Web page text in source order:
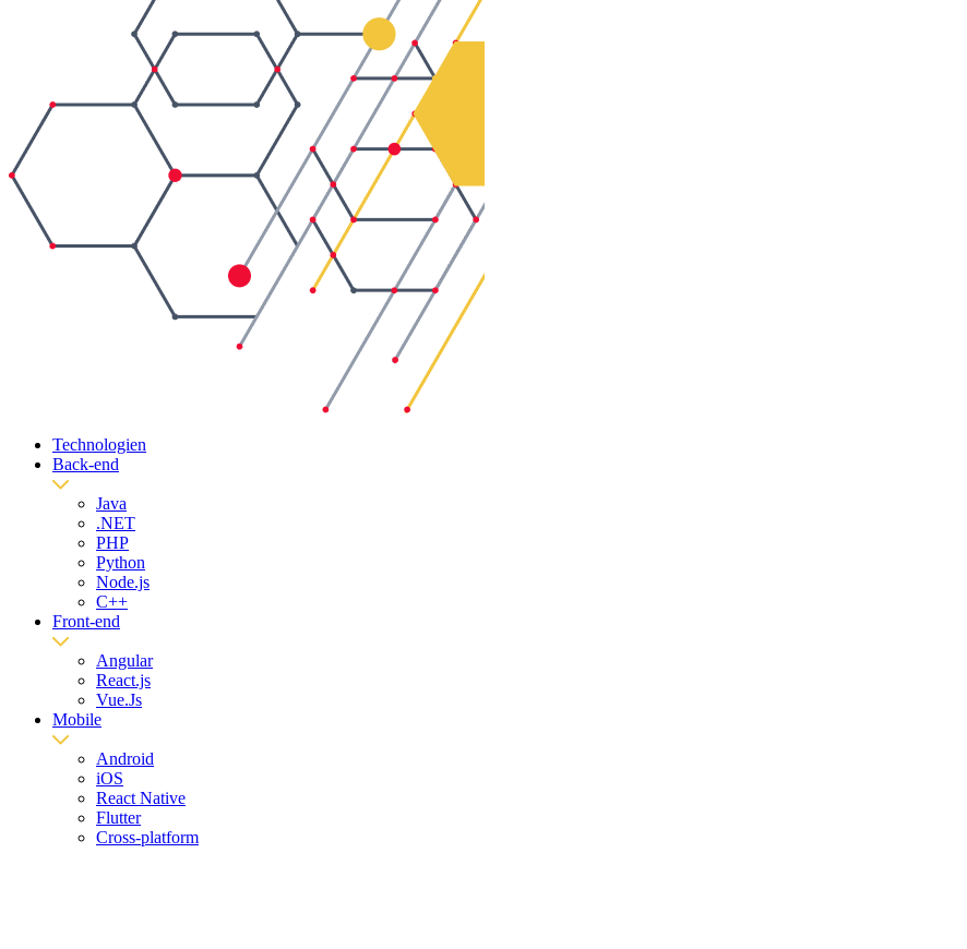
Technologien
Back-end
Java
.NET
PHP
Python
Node.js
C++
Front-end
Angular
React.js
Vue.Js
Mobile
Android
iOS
React Native
Flutter
Cross-platform